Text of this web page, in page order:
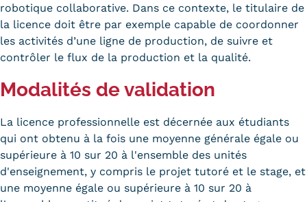
supérieures (VES)
Validation des acquis
(VAPP)
Infos pratiques
Discrimination/égalité/mixité
Handi'Cnam
robotique collaborative. Dans ce contexte, le titulaire de
la licence doit être par exemple capable de coordonner
les activités d’une ligne de production, de suivre et
contrôler le flux de la production et la qualité.
Modalités de validation
La licence professionnelle est décernée aux étudiants
qui ont obtenu à la fois une moyenne générale égale ou
supérieure à 10 sur 20 à l'ensemble des unités
d'enseignement, y compris le projet tutoré et le stage, et
une moyenne égale ou supérieure à 10 sur 20 à